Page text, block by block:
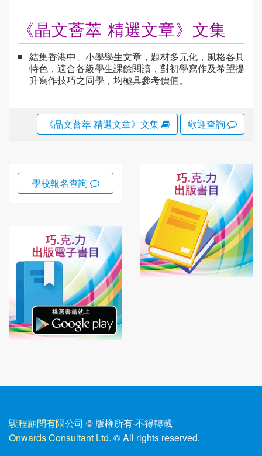
《晶文薈萃 精選文章》文集
結集香港中、小學學生文章，題材多元化，風格各具
特色，適合各級學生課餘閱讀，對初學寫作及希望提
升寫作技巧之同學，均極具參考價值。
《晶文薈萃 精選文章》文集 歡迎查詢
學校報名查詢
駿程顧問有限公司 © 版權所有·不得轉載
Onwards Consultant Ltd. © All rights reserved.